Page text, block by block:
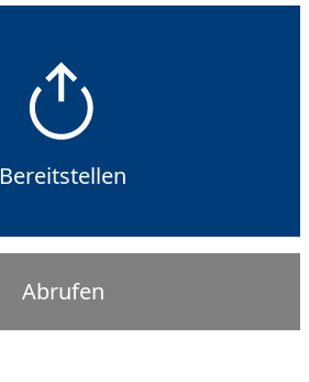
Bereitstellen
Abrufen